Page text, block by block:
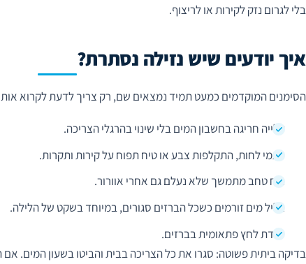
בלי לגרום נזק לקירות או לריצוף.
איך יודעים שיש נזילה נסתרת?
הסימנים המוקדמים כמעט תמיד נמצאים שם, רק צריך לדעת לקרוא
עלייה חריגה בחשבון המים בלי שינוי בהרגלי הצריכה.
כתמי לחות, התקלפות צבע או טיח תפוח על קירות ותקרות.
ריח טחב מתמשך שלא נעלם גם אחרי אוורור.
צליל מים זורמים כשכל הברזים סגורים, במיוחד בשקט של הלילה.
ירידת לחץ פתאומית בברזים.
בדיקה ביתית פשוטה: סגרו את כל הצריכה בבית והביטו בשעון המים.